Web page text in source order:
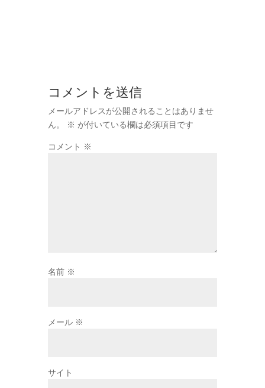
コメントを送信
メールアドレスが公開されることはありませ
ん。
※ が付いている欄は必須項目です
コメント ※
名前 ※
メール ※
サイト